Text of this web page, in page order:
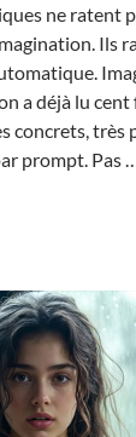
ne ratent
Ils
a déjà lu
concrets, très
prompt. Pas